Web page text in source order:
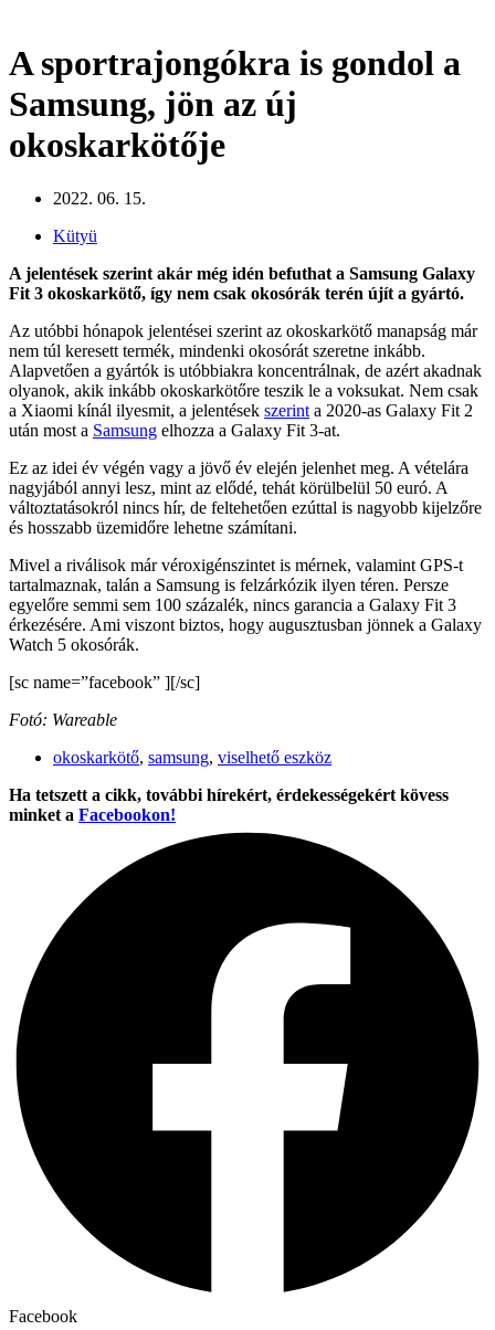
A sportrajongókra is gondol a
Samsung, jön az új
okoskarkötője
2022. 06. 15.
Kütyü
A jelentések szerint akár még idén befuthat a Samsung Galaxy
Fit 3 okoskarkötő, így nem csak okosórák terén újít a gyártó.
Az utóbbi hónapok jelentései szerint az okoskarkötő manapság már
nem túl keresett termék, mindenki okosórát szeretne inkább.
Alapvetően a gyártók is utóbbiakra koncentrálnak, de azért akadnak
olyanok, akik inkább okoskarkötőre teszik le a voksukat. Nem csak
a Xiaomi kínál ilyesmit, a jelentések szerinta 2020-as Galaxy Fit 2
után most a Samsung elhozza a Galaxy Fit 3-at.
Ez az idei év végén vagy a jövő év elején jelenhet meg. A vételára
nagyjából annyi lesz, mint az elődé, tehát körülbelül 50 euró. A
változtatásokról nincs hír, de feltehetően ezúttal is nagyobb kijelzőre
és hosszabb üzemidőre lehetne számítani.
Mivel a riválisok már véroxigénszintet is mérnek, valamint GPS-t
tartalmaznak, talán a Samsung is felzárkózik ilyen téren. Persze
egyelőre semmi sem 100 százalék, nincs garancia a Galaxy Fit 3
érkezésére. Ami viszont biztos, hogy augusztusban jönnek a Galaxy
Watch 5 okosórák.
[sc name=”facebook” ][/sc]
Fotó: Wareable
okoskarkötő, samsung, viselhető eszköz
Ha tetszett a cikk, további hírekért, érdekességekért kövess
minket a Facebookon!
Facebook